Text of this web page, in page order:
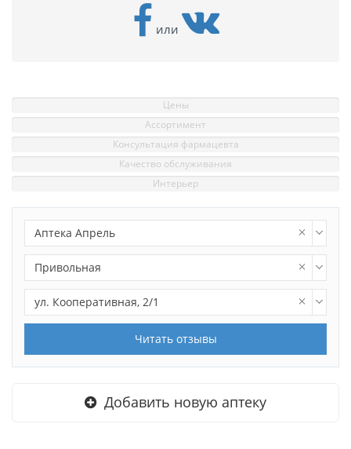
или
Цены
Ассортимент
Консультация фармацевта
Качество обслуживания
Интерьер
Аптека Апрель
Привольная
ул. Кооперативная, 2/1
Читать отзывы
Добавить новую аптеку